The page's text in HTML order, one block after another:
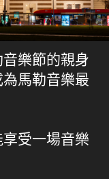
樂節的親身
馬勒音樂最
受一場音樂